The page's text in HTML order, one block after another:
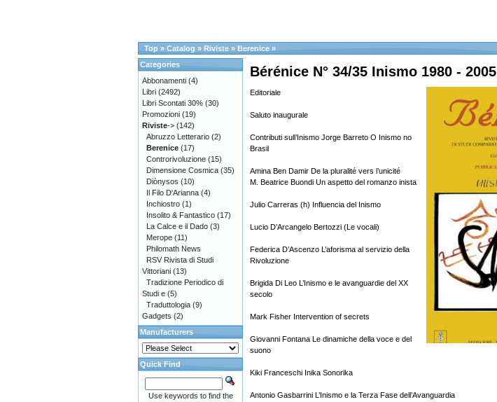
Top » Catalog » Riviste » Berenice »
Bérénice N° 34/35 Inismo 1980 - 2005
Editoriale
Saluto inaugurale
Contributi sull’Inismo Jorge Barreto O Inismo no
Brasil
Amina Ben Damir De la pluralité vers l’unicité
M. Beatrice Buondi Un aspetto del romanzo inista
Julio Carreras (h) Influencia del Inismo
Lucio D’Arcangelo Bertozzi (Le vocali)
Federica D’Ascenzo L’aforisma al servizio della
Rivoluzione
Brigida Di Leo L’Inismo e le avanguardie del XX
secolo
Mark Fisher Intervention of secrets
Giovanni Fontana Le dinamiche della voce e del
suono
Kiki Franceschi Inika Sonorika
Antonio Gasbarrini L’Inismo e la Terza Fase dell’Avanguardia
Categories
Abbonamenti (4)
Libri (2492)
Libri Scontati 30% (30)
Promozioni (19)
Riviste-> (142)
Abruzzo Letterario (2)
Berenice (17)
Controrivoluzione (15)
Dimensione Cosmica (35)
Diònysos (10)
Il Filo D'Arianna (4)
Inchiostro (1)
Insolito & Fantastico (17)
La Calce e il Dado (3)
Merope (11)
Philomath News
RSV Rivista di Studi
Vittoriani (13)
Tradizione Periodico di
Studi e (5)
Traduttologia (9)
Gadgets (2)
Manufacturers
Quick Find
Use keywords to find the